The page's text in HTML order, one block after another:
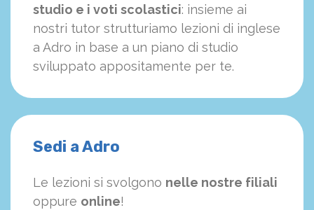
studio e i voti scolastici: insieme ai
nostri tutor strutturiamo lezioni di inglese
a Adro in base a un piano di studio
sviluppato appositamente per te.
Sedi a Adro
Le lezioni si svolgono nelle nostre filiali
oppure online!